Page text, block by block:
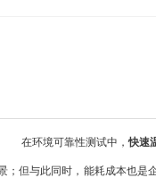
在环境可靠性测试中，快速
；但与此同时，能耗成本也是